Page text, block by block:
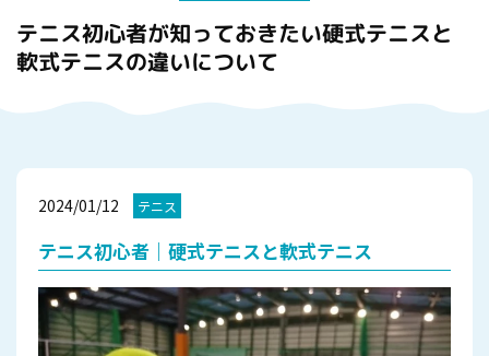
テニス初心者が知っておきたい硬式テニスと
軟式テニスの違いについて
2024/01/12 テニス
テニス初心者｜硬式テニスと軟式テニス